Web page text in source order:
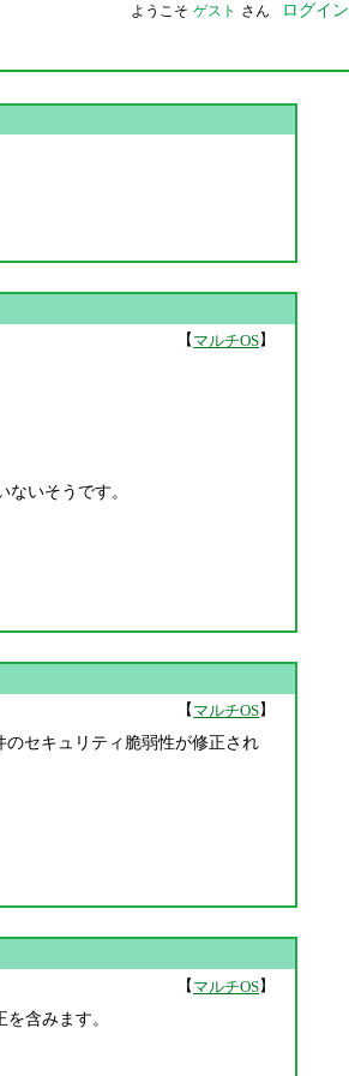
ようこそ ゲスト さん ログイン
【 マルチOS】
いそうです。
【 マルチOS】
のセキュリティ脆弱性が修正され
【マルチOS】
含みます。